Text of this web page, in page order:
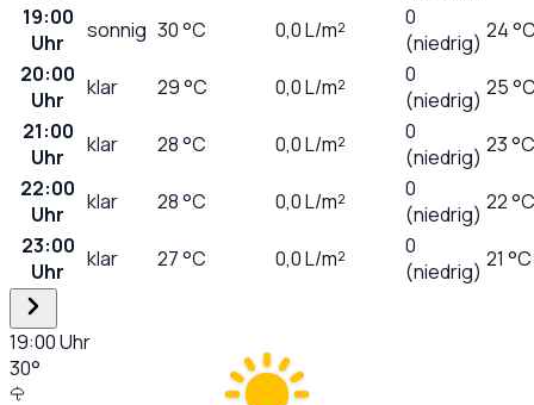
19:00
Uhr
sonnig 30°C 0,0L/m²
0
(niedrig) 24
20:00
Uhr
klar 29°C 0,0L/m²
0
(niedrig) 25
21:00
Uhr
klar 28°C 0,0L/m²
0
(niedrig) 23 °C
22:00
Uhr
klar 28°C 0,0L/m²
0
(niedrig) 22 °C
23:00
Uhr
klar 27°C 0,0L/m²
0
(niedrig) 21 °C
19:00Uhr
30°